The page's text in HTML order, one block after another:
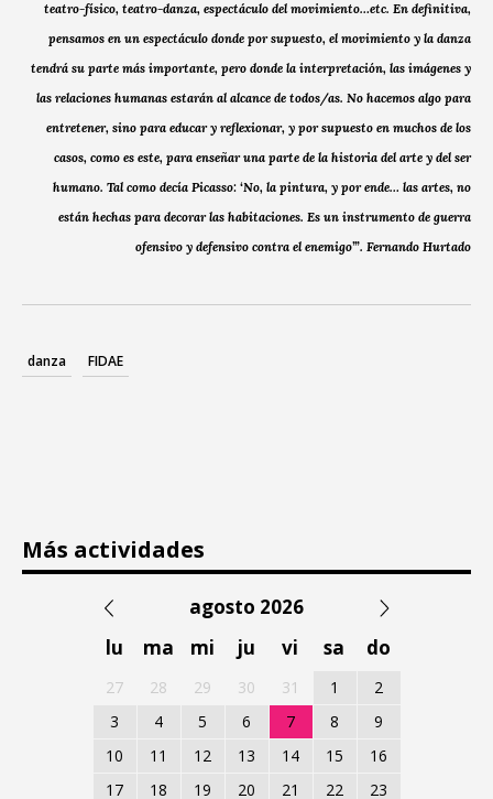
teatro-físico, teatro-danza, espectáculo del movimiento…etc. En definitiva,
pensamos en un espectáculo donde por supuesto, el movimiento y la danza
tendrá su parte más importante, pero donde la interpretación, las imágenes y
las relaciones humanas estarán al alcance de todos/as. No hacemos algo para
entretener, sino para educar y reflexionar, y por supuesto en muchos de los
casos, como es este, para enseñar una parte de la historia del arte y del ser
humano. Tal como decía Picasso: ‘No, la pintura, y por ende… las artes, no
están hechas para decorar las habitaciones. Es un instrumento de guerra
ofensivo y defensivo contra el enemigo’”. Fernando Hurtado
danza FIDAE
Más actividades
agosto 2026
lu
ma mi ju vi sa do
27 28 29 30 31 1
2
3
4 5 6 7 8
9
10
11 12 13 14 15
16
17
18 19 20 21 22
23